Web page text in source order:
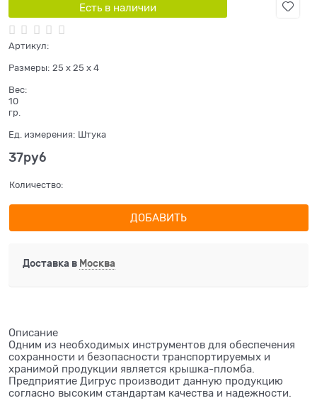
Есть в наличии
Артикул:
Размеры: 25 x 25 x 4
Вес:
10
гр.
Ед. измерения: Штука
37руб
Количество:
ДОБАВИТЬ
Доставка в Москва
Описание
Одним из необходимых инструментов для обеспечения
сохранности и безопасности транспортируемых и
хранимой продукции является крышка-пломба.
Предприятие Дигрус производит данную продукцию
согласно высоким стандартам качества и надежности.